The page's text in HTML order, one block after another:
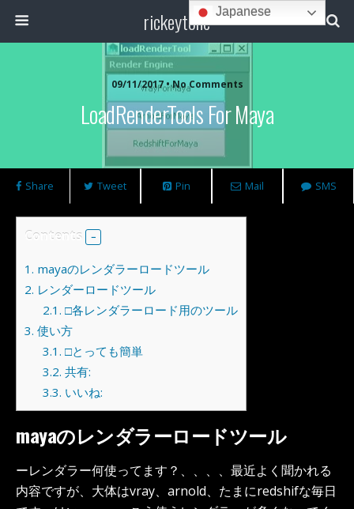
rickeytone
09/11/2017 • No Comments
LoadRenderTools For Maya
Share Tweet Pin Mail SMS
Contents
1. mayaのレンダラーロードツール
2. レンダーロードツール
2.1. □各レンダラーロード用のツール
3. 使い方
3.1. □とっても簡単
3.2. 共有:
3.3. いいね:
mayaのレンダラーロードツール
ーレンダラー何使ってます？、、、、最近よく聞かれる
内容ですが、大体はvray、arnold、たまにredshifな毎日
Japanese